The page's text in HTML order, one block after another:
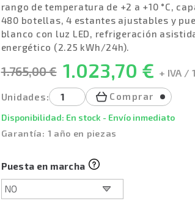
rango de temperatura de +2 a +10 °C,
480 botellas, 4 estantes ajustables y
blanco con luz LED, refrigeración
energético (2.25 kWh/24h).
1.765,00 € 1.023,70 € + IVA /
Unidades: Comprar
Disponibilidad: En stock - Envío inmediato
Garantía: 1 año en piezas
Puesta en marcha